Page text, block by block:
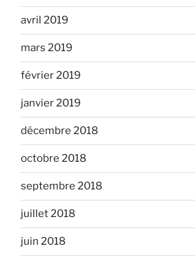
avril 2019
mars 2019
février 2019
janvier 2019
décembre 2018
octobre 2018
septembre 2018
juillet 2018
juin 2018